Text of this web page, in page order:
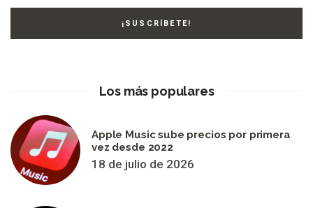
Los más populares
Apple Music sube precios por primera
vez desde 2022
18 de julio de 2026